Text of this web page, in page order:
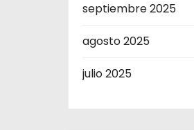
septiembre 2025
agosto 2025
julio 2025